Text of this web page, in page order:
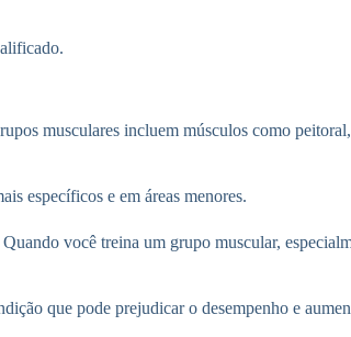
musculares incluem músculos como
específicos e em áreas menores.
você treina um grupo muscular,
que pode prejudicar o desempenho e